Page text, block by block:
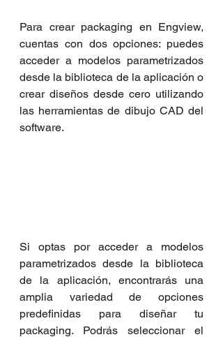
Para crear packaging en Engview,
cuentas con dos opciones: puedes
acceder a modelos parametrizados
desde la biblioteca de la aplicación o
crear diseños desde cero utilizando
las herramientas de dibujo CAD del
software.
Si optas por acceder a modelos
parametrizados desde la biblioteca
de la aplicación, encontrarás una
amplia variedad de opciones
predefinidas para diseñar tu
packaging. Podrás seleccionar el